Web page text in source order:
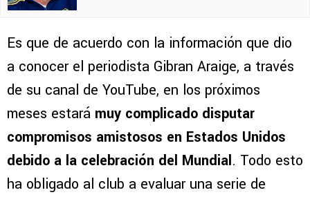
Es que de acuerdo con la información que dio
a conocer el periodista Gibran Araige, a través
de su canal de YouTube, en los próximos
meses estará muy complicado disputar
compromisos amistosos en Estados Unidos
debido a la celebración del Mundial. Todo esto
ha obligado al club a evaluar una serie de